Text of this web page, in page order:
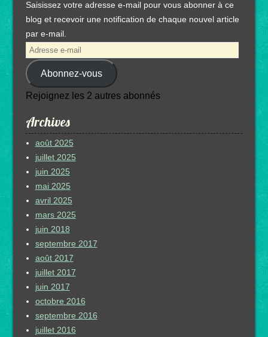
Saisissez votre adresse e-mail pour vous abonner à ce
blog et recevoir une notification de chaque nouvel article
par e-mail.
Adresse
e-
mail Abonnez-vous
Rejoignez les 2 autres abonnés
Archives
août 2025
juillet 2025
juin 2025
mai 2025
avril 2025
mars 2025
juin 2018
septembre 2017
août 2017
juillet 2017
juin 2017
octobre 2016
septembre 2016
juillet 2016